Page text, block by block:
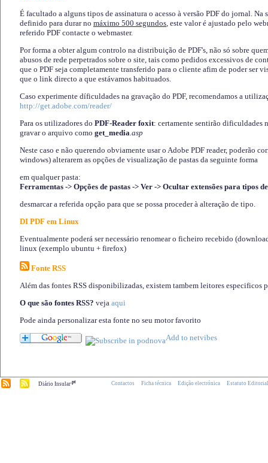
É facultado a alguns tipos de assinatura o acesso à versão PDF do jornal. Na
definido para durar no máximo 500 segundos, este valor é ajustado pelo
referido PDF contacte o webmaster.
Por forma a obter algum controlo na distribuição de PDF's, não só sobre
abusos de rede perpetrados sobre o site, tais como pedidos excessivos de
que o PDF seja completamente transferido para o cliente afim de poder ser
que o link directo a que estávamos habituados.
Caso experimente díficuldades na gravação do PDF, recomendamos a
http://get.adobe.com/reader/
Para os utilizadores do PDF-Reader foxit: certamente sentirão dificuldades
gravar o arquivo como get_media.asp
Neste caso e não querendo obviamente usar o Adobe PDF reader, poderão
windows) alterarem as opções de visualização de pastas da seguinte forma
em qualquer pasta:
Ferramentas -> Opções de pastas -> Ver -> Ocultar extensões para tipos
desmarcar a referida opção para que se possa proceder à alteração de tipo.
DI PDF em Linux
Eventualmente poderá ser necessário renomear o ficheiro recebido
linux (exemplo ubuntu + firefox)
Fonte RSS
Além das fontes RSS disponibilizadas, existem tambem leitores especificos
O que são fontes RSS? veja aqui
Pode ainda personalizar esta fonte no seu motor favorito
Diário Insular.pt Contactos Ficha técnica Edição electrónica Estatuto Editorial